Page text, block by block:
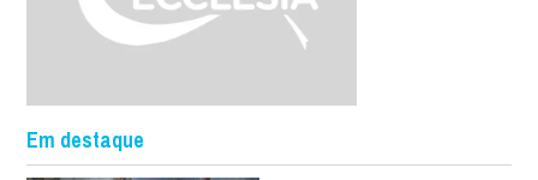
Em destaque